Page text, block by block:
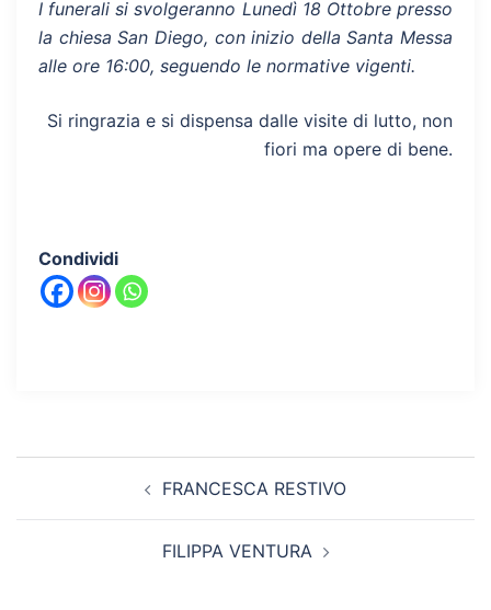
I funerali si svolgeranno Lunedì 18 Ottobre presso
la chiesa San Diego, con inizio della Santa Messa
alle ore 16:00, seguendo le normative vigenti.
Si ringrazia e si dispensa dalle visite di lutto, non
fiori ma opere di bene.
Condividi
FRANCESCA RESTIVO
FILIPPA VENTURA